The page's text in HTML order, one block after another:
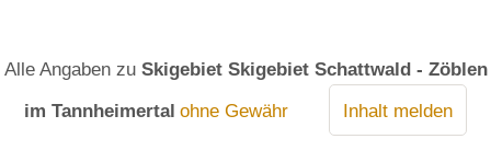
Alle Angaben zu Skigebiet Skigebiet Schattwald - Zöblen
im Tannheimertal ohne Gewähr Inhalt melden